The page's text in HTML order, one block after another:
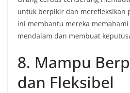
untuk berpikir dan merefleksikan
ini membantu mereka
mendalam dan membuat
8. Mampu
dan Fleksibel